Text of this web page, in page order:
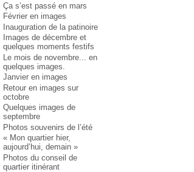
Ça s’est passé en mars
Février en images
Inauguration de la patinoire
Images de décembre et
quelques moments festifs
Le mois de novembre... en
quelques images.
Janvier en images
Retour en images sur
octobre
Quelques images de
septembre
Photos souvenirs de l’été
« Mon quartier hier,
aujourd’hui, demain »
Photos du conseil de
quartier itinérant